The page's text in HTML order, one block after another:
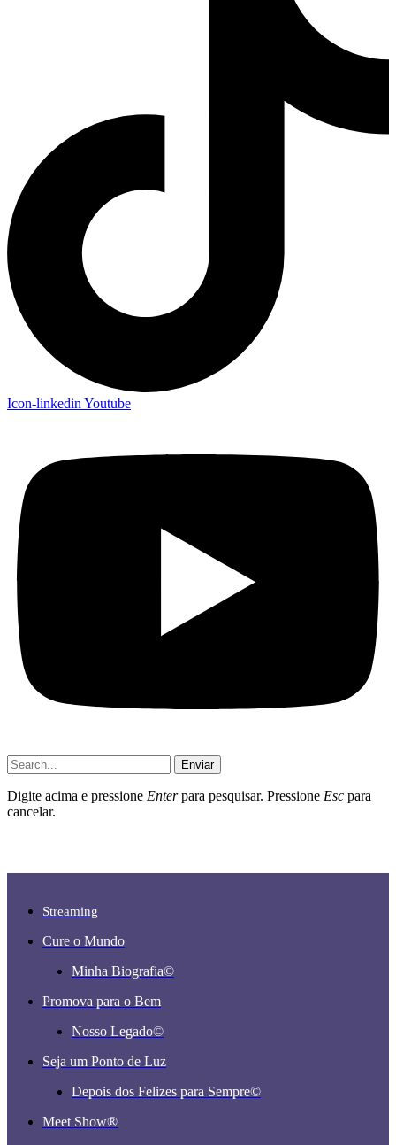
Icon-linkedin Youtube
Enviar
Digite acima e pressione Enterpara pesquisar. Pressione Esc para
cancelar.
Streaming
Cure o Mundo
Minha Biografia©
Promova para o Bem
Nosso Legado©
Seja um Ponto de Luz
Depois dos Felizes para Sempre©️
Meet Show®